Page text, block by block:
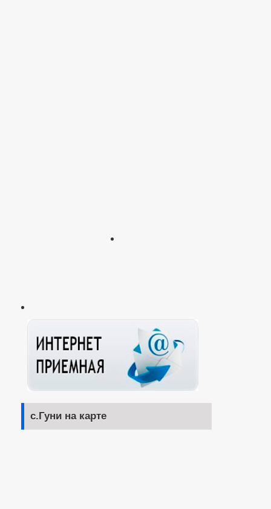
с.Гуни на карте